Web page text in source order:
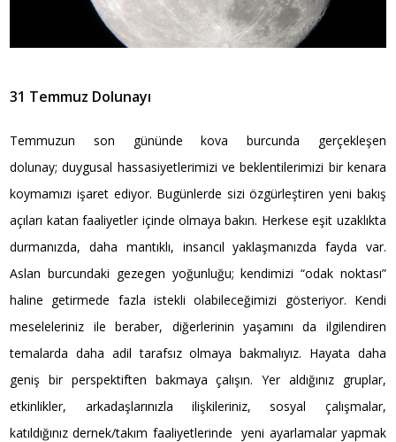
31 Temmuz Dolunayı
Temmuzun son gününde kova burcunda gerçekleşen
dolunay; duygusal hassasiyetlerimizi ve beklentilerimizi bir kenara
koymamızı işaret ediyor. Bugünlerde sizi özgürleştiren yeni bakış
açıları katan faaliyetler içinde olmaya bakın. Herkese eşit uzaklıkta
durmanızda, daha mantıklı, insancıl yaklaşmanızda fayda var.
Aslan burcundaki gezegen yoğunluğu; kendimizi “odak noktası”
haline getirmede fazla istekli olabileceğimizi gösteriyor. Kendi
meseleleriniz ile beraber, diğerlerinin yaşamını da ilgilendiren
temalarda daha adil tarafsız olmaya bakmalıyız. Hayata daha
geniş bir perspektiften bakmaya çalışın. Yer aldığınız gruplar,
etkinlikler, arkadaşlarınızla ilişkileriniz, sosyal çalışmalar,
katıldığınız dernek/takım faaliyetlerinde yeni ayarlamalar yapmak